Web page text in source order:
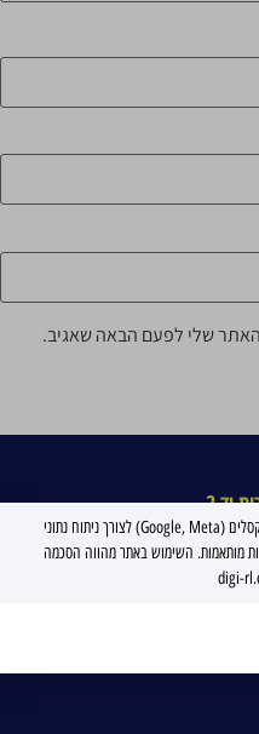
שלי לפעם הבאה שאגיב.
יד 2
למכירה בצפון
למכירה בשרון
למכירה במרכז
אתר זה עושה שימוש בקובצי Cookies ובפיקסלים (Google, Meta) לצורך ניתוח נתוני
מותאמות. השימוש באתר מהווה הסכמה